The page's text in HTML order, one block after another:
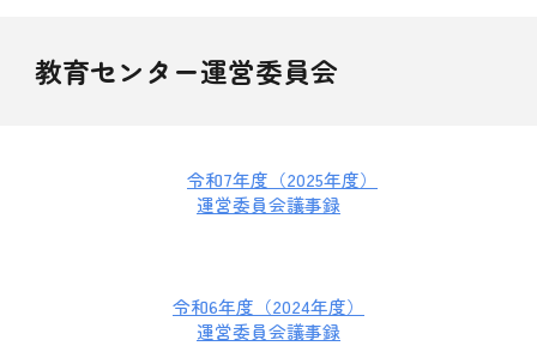
教育センター運営委員会
令和7年度（2025年度）
運営委員会議事録
令和6年度（2024年度）
運営委員会議事録